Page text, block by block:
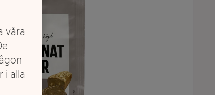
våra
i alla